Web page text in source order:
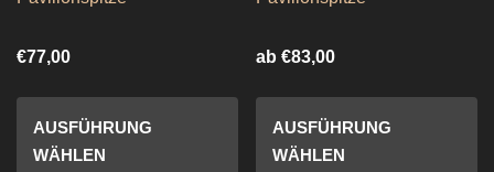
€77,00
AUSFÜHRUNG
WÄHLEN
ab€83,00
AUSFÜHRUNG
WÄHLEN